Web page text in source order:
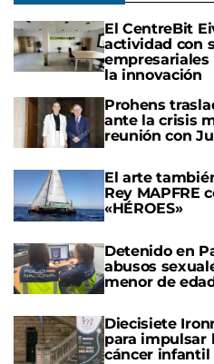
El CentreBit
actividad con
empresariales
la innovación
Prohens
ante la crisis
reunión con
El arte
Rey MAPFRE
«HÉROES»
Detenido en
abusos
menor de
Diecisiete
para impulsar
cáncer infantil